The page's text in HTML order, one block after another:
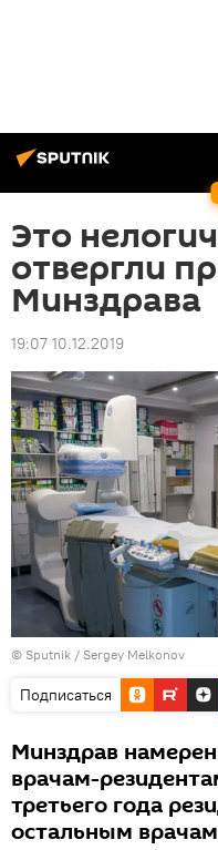
Это
отвергли
Минздрава
19:07 10.12.2019
© Sputnik / Sergey Melkonov
Подписаться
Минздрав
врачам-
третьего года
остальным